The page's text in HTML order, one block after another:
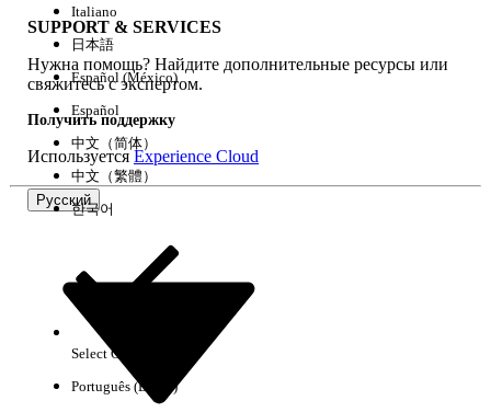
Очистить все Готово
Результаты отсутствуют
SUPPORT & SERVICES
Нужна помощь? Найдите дополнительные ресурсы или
свяжитесь с экспертом.
Получить поддержку
ИспользуетсяExperience Cloud
Русский
Italiano
日本語
Español (México)
Español
中文（简体）
中文（繁體）
한국어
Select Org
Português (Brasil)